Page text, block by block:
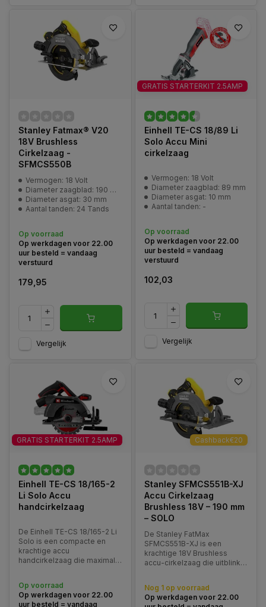
Stanley Fatmax® V20
18V Brushless
Cirkelzaag -
SFMCS550B
Vermogen: 18 Volt
Diameter zaagblad: 190 mm
Diameter asgat: 30 mm
Aantal tanden: 24 Tands
Op voorraad
Op werkdagen voor 22.00
uur besteld = vandaag
verstuurd
179,95
Vergelijk
GRATIS STARTERKIT 2.5AMP
Einhell TE-CS 18/89 Li
Solo Accu Mini
cirkelzaag
Vermogen: 18 Volt
Diameter zaagblad: 89 mm
Diameter asgat: 10 mm
Aantal tanden: -
Op voorraad
Op werkdagen voor 22.00
uur besteld = vandaag
verstuurd
102,03
Vergelijk
GRATIS STARTERKIT 2.5AMP
Einhell TE-CS 18/165-2
Li Solo Accu
handcirkelzaag
De Einhell TE-CS 18/165-2 Li
Solo is een compacte en
krachtige accu
handcirkelzaag die maximale
Dankzij de 18V Power X-
Change technologie werkt
Op voorraad
Op werkdagen voor 22.00
uur besteld = vandaag
Cashback€20
Stanley SFMCS551B-XJ
Accu Cirkelzaag
Brushless 18V – 190 mm
– SOLO
De Stanley FatMax
SFMCS551B-XJ is een
krachtige 18V Brushless
accu-cirkelzaag die uitblinkt
190 mm zaagblad en de
robuuste borstelloze motor
Nog 1 op voorraad
Op werkdagen voor 22.00